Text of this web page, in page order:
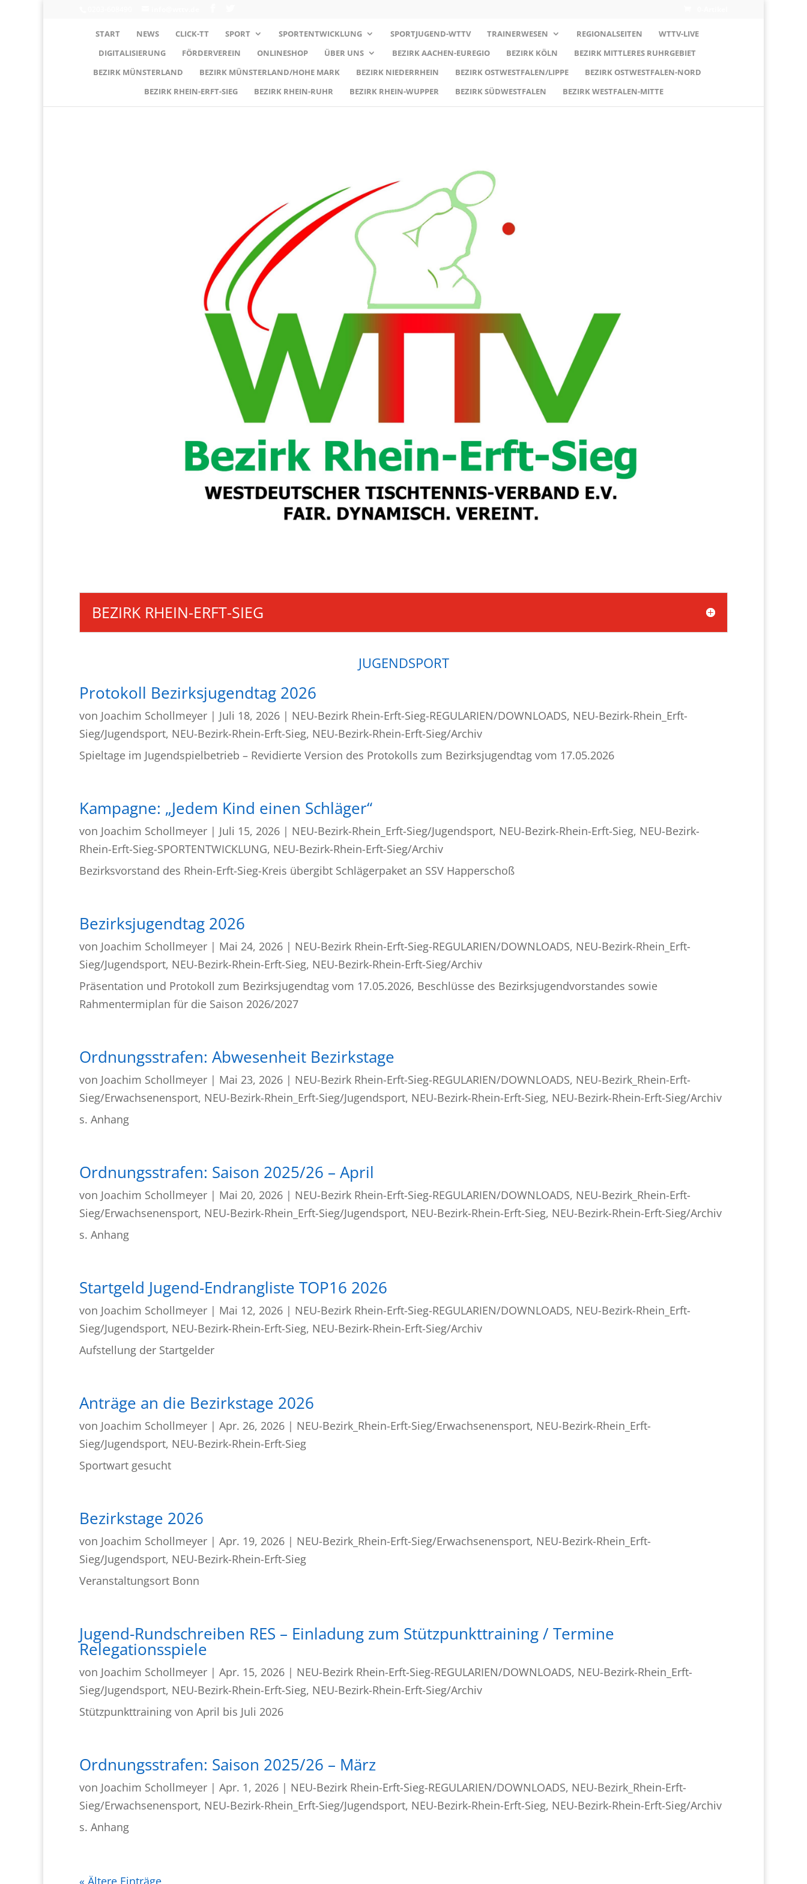
START NEWS CLICK-TT SPORT SPORTENTWICKLUNG SPORTJUGEND-WTTV TRAINERWESEN REGIONALSEITEN
WTTV-LIVE
DIGITALISIERUNG
FÖRDERVEREIN ONLINESHOP ÜBER UNS BEZIRK AACHEN-EUREGIO BEZIRK KÖLN
BEZIRK MITTLERES RUHRGEBIET
BEZIRK MÜNSTERLAND
BEZIRK MÜNSTERLAND/HOHE MARK BEZIRK NIEDERRHEIN BEZIRK OSTWESTFALEN/LIPPE
BEZIRK OSTWESTFALEN-NORD
BEZIRK RHEIN-ERFT-SIEG
BEZIRK RHEIN-RUHR BEZIRK RHEIN-WUPPER BEZIRK SÜDWESTFALEN BEZIRK WESTFALEN-MITTE
BEZIRK RHEIN-ERFT-SIEG
JUGENDSPORT
Protokoll Bezirksjugendtag 2026
von Joachim Schollmeyer | Juli 18, 2026 | NEU-Bezirk Rhein-Erft-Sieg-REGULARIEN/DOWNLOADS, NEU-Bezirk-Rhein_Erft-
Sieg/Jugendsport, NEU-Bezirk-Rhein-Erft-Sieg, NEU-Bezirk-Rhein-Erft-Sieg/Archiv
Spieltage im Jugendspielbetrieb – Revidierte Version des Protokolls zum Bezirksjugendtag vom 17.05.2026
Kampagne: „Jedem Kind einen Schläger“
von Joachim Schollmeyer | Juli 15, 2026 | NEU-Bezirk-Rhein_Erft-Sieg/Jugendsport, NEU-Bezirk-Rhein-Erft-Sieg, NEU-Bezirk-
Rhein-Erft-Sieg-SPORTENTWICKLUNG, NEU-Bezirk-Rhein-Erft-Sieg/Archiv
Bezirksvorstand des Rhein-Erft-Sieg-Kreis übergibt Schlägerpaket an SSV Happerschoß
Bezirksjugendtag 2026
von Joachim Schollmeyer | Mai 24, 2026 | NEU-Bezirk Rhein-Erft-Sieg-REGULARIEN/DOWNLOADS, NEU-Bezirk-Rhein_Erft-
Sieg/Jugendsport, NEU-Bezirk-Rhein-Erft-Sieg, NEU-Bezirk-Rhein-Erft-Sieg/Archiv
Präsentation und Protokoll zum Bezirksjugendtag vom 17.05.2026, Beschlüsse des Bezirksjugendvorstandes sowie
Rahmentermiplan für die Saison 2026/2027
Ordnungsstrafen: Abwesenheit Bezirkstage
von Joachim Schollmeyer | Mai 23, 2026 | NEU-Bezirk Rhein-Erft-Sieg-REGULARIEN/DOWNLOADS, NEU-Bezirk_Rhein-Erft-
Sieg/Erwachsenensport, NEU-Bezirk-Rhein_Erft-Sieg/Jugendsport, NEU-Bezirk-Rhein-Erft-Sieg, NEU-Bezirk-Rhein-Erft-Sieg/Archiv
s. Anhang
Ordnungsstrafen: Saison 2025/26 – April
von Joachim Schollmeyer | Mai 20, 2026 | NEU-Bezirk Rhein-Erft-Sieg-REGULARIEN/DOWNLOADS, NEU-Bezirk_Rhein-Erft-
Sieg/Erwachsenensport, NEU-Bezirk-Rhein_Erft-Sieg/Jugendsport, NEU-Bezirk-Rhein-Erft-Sieg, NEU-Bezirk-Rhein-Erft-Sieg/Archiv
s. Anhang
Startgeld Jugend-Endrangliste TOP16 2026
von Joachim Schollmeyer | Mai 12, 2026 | NEU-Bezirk Rhein-Erft-Sieg-REGULARIEN/DOWNLOADS, NEU-Bezirk-Rhein_Erft-
Sieg/Jugendsport, NEU-Bezirk-Rhein-Erft-Sieg, NEU-Bezirk-Rhein-Erft-Sieg/Archiv
Aufstellung der Startgelder
Anträge an die Bezirkstage 2026
von Joachim Schollmeyer | Apr. 26, 2026 | NEU-Bezirk_Rhein-Erft-Sieg/Erwachsenensport, NEU-Bezirk-Rhein_Erft-
Sieg/Jugendsport, NEU-Bezirk-Rhein-Erft-Sieg
Sportwart gesucht
Bezirkstage 2026
von Joachim Schollmeyer | Apr. 19, 2026 | NEU-Bezirk_Rhein-Erft-Sieg/Erwachsenensport, NEU-Bezirk-Rhein_Erft-
Sieg/Jugendsport, NEU-Bezirk-Rhein-Erft-Sieg
Veranstaltungsort Bonn
Jugend-Rundschreiben RES – Einladung zum Stützpunkttraining / Termine
Relegationsspiele
von Joachim Schollmeyer | Apr. 15, 2026 | NEU-Bezirk Rhein-Erft-Sieg-REGULARIEN/DOWNLOADS, NEU-Bezirk-Rhein_Erft-
Sieg/Jugendsport, NEU-Bezirk-Rhein-Erft-Sieg, NEU-Bezirk-Rhein-Erft-Sieg/Archiv
Stützpunkttraining von April bis Juli 2026
Ordnungsstrafen: Saison 2025/26 – März
von Joachim Schollmeyer | Apr. 1, 2026 | NEU-Bezirk Rhein-Erft-Sieg-REGULARIEN/DOWNLOADS, NEU-Bezirk_Rhein-Erft-
Sieg/Erwachsenensport, NEU-Bezirk-Rhein_Erft-Sieg/Jugendsport, NEU-Bezirk-Rhein-Erft-Sieg, NEU-Bezirk-Rhein-Erft-Sieg/Archiv
s. Anhang
« Ältere Einträge